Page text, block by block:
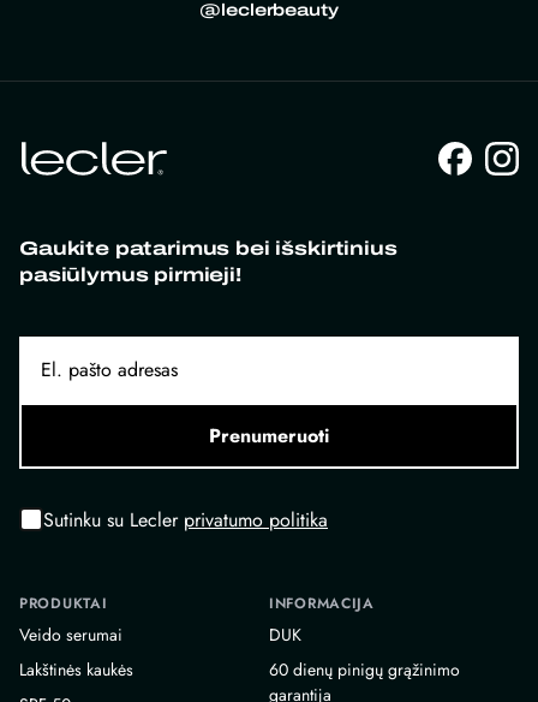
@leclerbeauty
Gaukite patarimus bei išskirtinius
pasiūlymus pirmieji!
Prenumeruoti
Sutinku su Lecler privatumo politika
PRODUKTAI
Veido serumai
Lakštinės kaukės
INFORMACIJA
DUK
60 dienų pinigų grąžinimo
garantija